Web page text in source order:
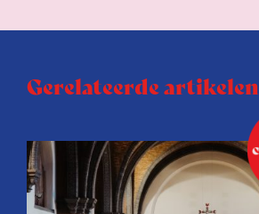
Gerelateerde artikelen